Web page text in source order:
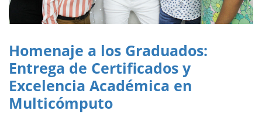
Homenaje a los Graduados:
Entrega de Certificados y
Excelencia Académica en
Multicómputo